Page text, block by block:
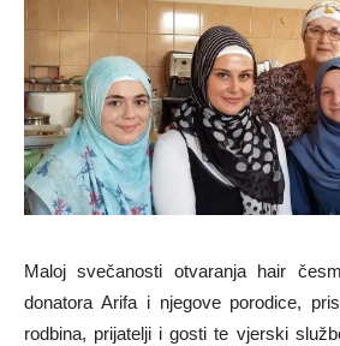
Maloj svečanosti otvaranja hair
donatora Arifa i njegove porodice,
rodbina, prijatelji i gosti te vjerski